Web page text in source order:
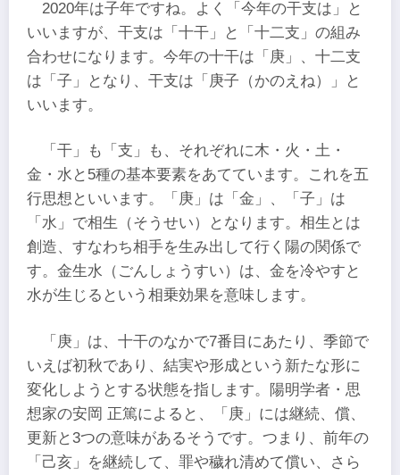
2020年は子年ですね。よく「今年の干支は」と
いいますが、干支は「十干」と「十二支」の組み
合わせになります。今年の十干は「庚」、十二支
は「子」となり、干支は「庚子（かのえね）」と
いいます。
「干」も「支」も、それぞれに木・火・土・
金・水と5種の基本要素をあてています。これを五
行思想といいます。「庚」は「金」、「子」は
「水」で相生（そうせい）となります。相生とは
創造、すなわち相手を生み出して行く陽の関係で
す。金生水（ごんしょうすい）は、金を冷やすと
水が生じるという相乗効果を意味します。
「庚」は、十干のなかで7番目にあたり、季節で
いえば初秋であり、結実や形成という新たな形に
変化しようとする状態を指します。陽明学者・思
想家の安岡 正篤によると、「庚」には継続、償、
更新と3つの意味があるそうです。つまり、前年の
「己亥」を継続して、罪や穢れ清めて償い、さら